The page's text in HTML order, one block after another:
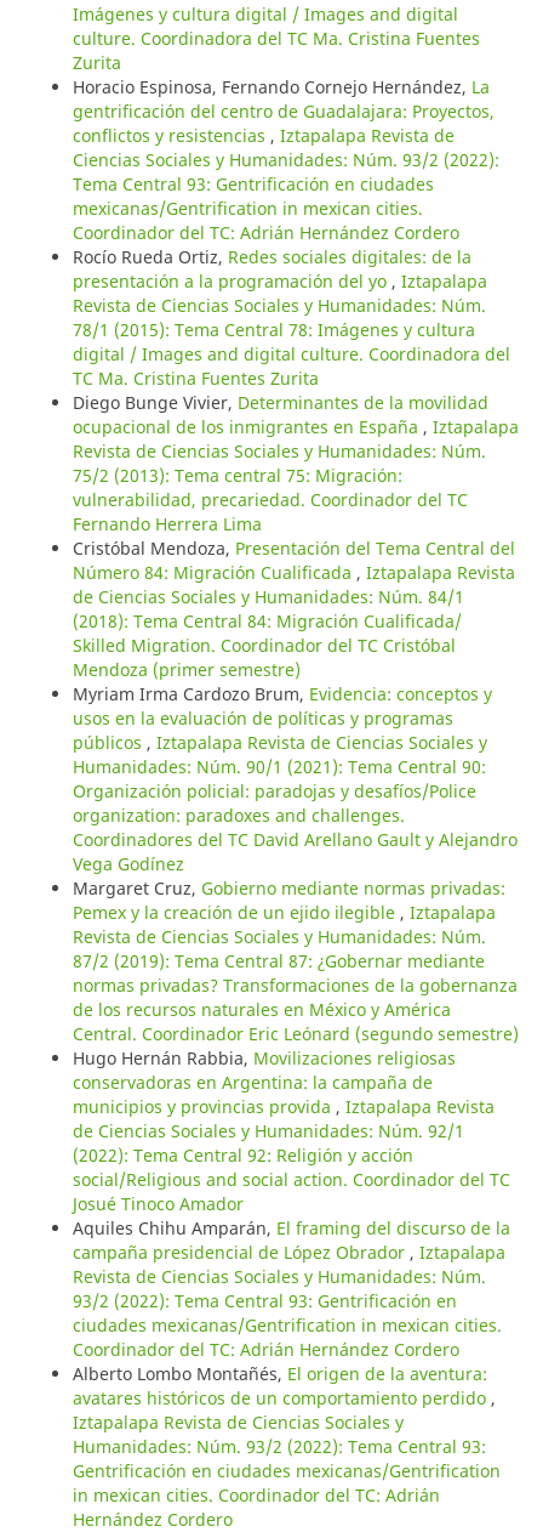
Imágenes y cultura digital / Images and digital
culture. Coordinadora del TC Ma. Cristina Fuentes
Zurita
Horacio Espinosa, Fernando Cornejo Hernández, La
gentrificación del centro de Guadalajara: Proyectos,
conflictos y resistencias , Iztapalapa Revista de
Ciencias Sociales y Humanidades: Núm. 93/2 (2022):
Tema Central 93: Gentrificación en ciudades
mexicanas/Gentrification in mexican cities.
Coordinador del TC: Adrián Hernández Cordero
Rocío Rueda Ortiz, Redes sociales digitales: de la
presentación a la programación del yo , Iztapalapa
Revista de Ciencias Sociales y Humanidades: Núm.
78/1 (2015): Tema Central 78: Imágenes y cultura
digital / Images and digital culture. Coordinadora del
TC Ma. Cristina Fuentes Zurita
Diego Bunge Vivier, Determinantes de la movilidad
ocupacional de los inmigrantes en España , Iztapalapa
Revista de Ciencias Sociales y Humanidades: Núm.
75/2 (2013): Tema central 75: Migración:
vulnerabilidad, precariedad. Coordinador del TC
Fernando Herrera Lima
Cristóbal Mendoza, Presentación del Tema Central del
Número 84: Migración Cualificada , Iztapalapa Revista
de Ciencias Sociales y Humanidades: Núm. 84/1
(2018): Tema Central 84: Migración Cualificada/
Skilled Migration. Coordinador del TC Cristóbal
Mendoza (primer semestre)
Myriam Irma Cardozo Brum, Evidencia: conceptos y
usos en la evaluación de políticas y programas
públicos , Iztapalapa Revista de Ciencias Sociales y
Humanidades: Núm. 90/1 (2021): Tema Central 90:
Organización policial: paradojas y desafíos/Police
organization: paradoxes and challenges.
Coordinadores del TC David Arellano Gault y Alejandro
Vega Godínez
Margaret Cruz, Gobierno mediante normas privadas:
Pemex y la creación de un ejido ilegible , Iztapalapa
Revista de Ciencias Sociales y Humanidades: Núm.
87/2 (2019): Tema Central 87: ¿Gobernar mediante
normas privadas? Transformaciones de la gobernanza
de los recursos naturales en México y América
Central. Coordinador Eric Leónard (segundo semestre)
Hugo Hernán Rabbia, Movilizaciones religiosas
conservadoras en Argentina: la campaña de
municipios y provincias provida , Iztapalapa Revista
de Ciencias Sociales y Humanidades: Núm. 92/1
(2022): Tema Central 92: Religión y acción
social/Religious and social action. Coordinador del TC
Josué Tinoco Amador
Aquiles Chihu Amparán, El framing del discurso de la
campaña presidencial de López Obrador , Iztapalapa
Revista de Ciencias Sociales y Humanidades: Núm.
93/2 (2022): Tema Central 93: Gentrificación en
ciudades mexicanas/Gentrification in mexican cities.
Coordinador del TC: Adrián Hernández Cordero
Alberto Lombo Montañés, El origen de la aventura:
avatares históricos de un comportamiento perdido ,
Iztapalapa Revista de Ciencias Sociales y
Humanidades: Núm. 93/2 (2022): Tema Central 93:
Gentrificación en ciudades mexicanas/Gentrification
in mexican cities. Coordinador del TC: Adrián
Hernández Cordero